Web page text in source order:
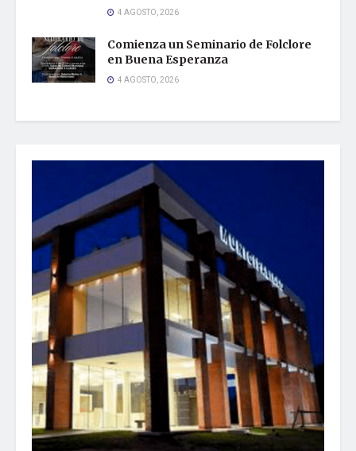
4 AGOSTO, 2026
Comienza un Seminario de Folclore
en Buena Esperanza
4 AGOSTO, 2026